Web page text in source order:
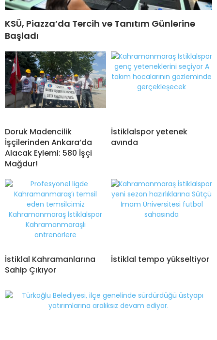
KSÜ, Piazza’da Tercih ve Tanıtım Günlerine
Başladı
Doruk Madencilik
İşçilerinden Ankara’da
Alacak Eylemi: 580 İşçi
Mağdur!
İstiklalspor yetenek
avında
İstiklal Kahramanlarına
Sahip Çıkıyor
İstiklal tempo yükseltiyor